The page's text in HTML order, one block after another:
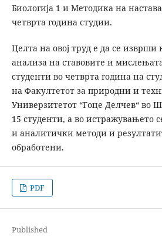
Биологија 1 и Методика на
четврта година студии.
Целта на овој труд е да се изврши
анализа на ставовите и
студенти во четврта година на
на Факултетот за природни и
Универзитетот “Гоце Делчев“ во
15 студенти, а во истражувањето
и аналитички методи и
обработени.
PDF
Published